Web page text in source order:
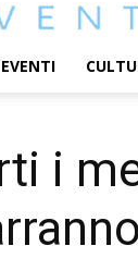
2.0
ed
Eventi
EVENTI
i